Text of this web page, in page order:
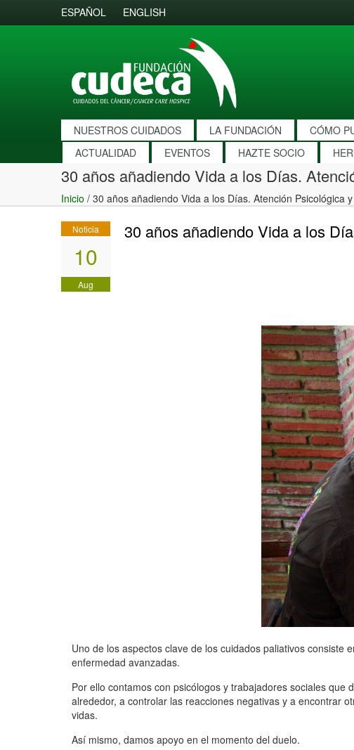
ESPAÑOL ENGLISH
NUESTROS CUIDADOS LA FUNDACIÓN CÓMO
ACTUALIDAD
EVENTOS HAZTE SOCIO
30 años añadiendo Vida a los Días.
Inicio / 30 años añadiendo Vida a los Días. Atención Psicológica
Noticia
10
Aug
30 años añadiendo Vida a los
Uno de los aspectos clave de los cuidados paliativos
enfermedad avanzadas.
Por ello contamos con psicólogos y trabajadores sociales
alrededor, a controlar las reacciones negativas y a encontrar
vidas.
Así mismo, damos apoyo en el momento del duelo.